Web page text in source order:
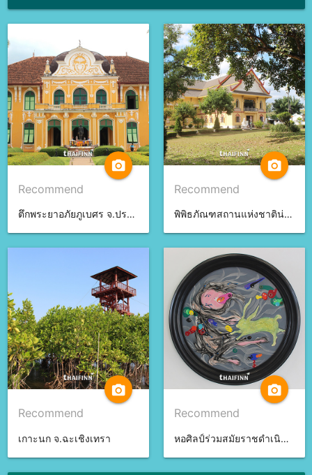
camera_alt
Recommend
ตึกพระยาอภัยภูเบศร จ.ปราจีนบุรี
camera_alt
Recommend
พิพิธภัณฑสถานแห่งชาติน่าน จ.น่าน
camera_alt
Recommend
เกาะนก จ.ฉะเชิงเทรา
camera_alt
Recommend
หอศิลป์ร่วมสมัยราชดำเนิน จ.กรุงเทพมหานคร